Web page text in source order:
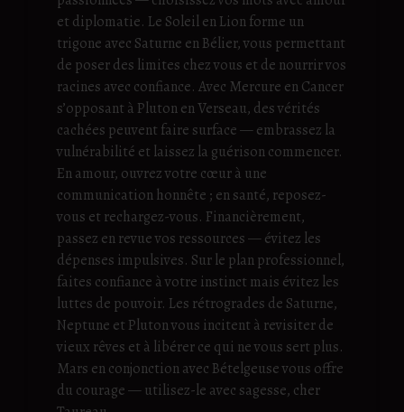
et diplomatie. Le Soleil en Lion forme un
trigone avec Saturne en Bélier, vous permettant
de poser des limites chez vous et de nourrir vos
racines avec confiance. Avec Mercure en Cancer
s’opposant à Pluton en Verseau, des vérités
cachées peuvent faire surface — embrassez la
vulnérabilité et laissez la guérison commencer.
En amour, ouvrez votre cœur à une
communication honnête ; en santé, reposez-
vous et rechargez-vous. Financièrement,
passez en revue vos ressources — évitez les
dépenses impulsives. Sur le plan professionnel,
faites confiance à votre instinct mais évitez les
luttes de pouvoir. Les rétrogrades de Saturne,
Neptune et Pluton vous incitent à revisiter de
vieux rêves et à libérer ce qui ne vous sert plus.
Mars en conjonction avec Bételgeuse vous offre
du courage — utilisez-le avec sagesse, cher